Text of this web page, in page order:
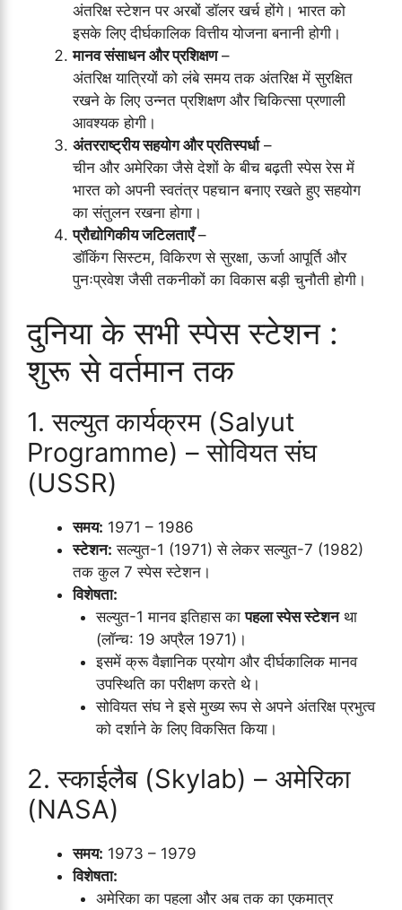
अंतरिक्ष स्टेशन पर अरबों डॉलर खर्च होंगे। भारत को
इसके लिए दीर्घकालिक वित्तीय योजना बनानी होगी।
मानव संसाधन और प्रशिक्षण–
अंतरिक्ष यात्रियों को लंबे समय तक अंतरिक्ष में सुरक्षित
रखने के लिए उन्नत प्रशिक्षण और चिकित्सा प्रणाली
आवश्यक होगी।
अंतरराष्ट्रीय सहयोग और प्रतिस्पर्धा–
चीन और अमेरिका जैसे देशों के बीच बढ़ती स्पेस रेस में
भारत को अपनी स्वतंत्र पहचान बनाए रखते हुए सहयोग
का संतुलन रखना होगा।
प्रौद्योगिकीय जटिलताएँ–
डॉकिंग सिस्टम, विकिरण से सुरक्षा, ऊर्जा आपूर्ति और
पुनःप्रवेश जैसी तकनीकों का विकास बड़ी चुनौती होगी।
दुनिया के सभी स्पेस स्टेशन :
शुरू से वर्तमान तक
1. सल्युत कार्यक्रम (Salyut
Programme) – सोवियत संघ
(USSR)
समय: 1971 – 1986
स्टेशन: सल्युत-1 (1971) से लेकर सल्युत-7 (1982)
तक कुल 7 स्पेस स्टेशन।
विशेषता:
सल्युत-1 मानव इतिहास कापहला स्पेस स्टेशनथा
(लॉन्च: 19 अप्रैल 1971)।
इसमें क्रू वैज्ञानिक प्रयोग और दीर्घकालिक मानव
उपस्थिति का परीक्षण करते थे।
सोवियत संघ ने इसे मुख्य रूप से अपने अंतरिक्ष प्रभुत्व
को दर्शाने के लिए विकसित किया।
2. स्काईलैब (Skylab) – अमेरिका
(NASA)
समय: 1973 – 1979
विशेषता:
अमेरिका का पहला और अब तक का एकमात्र